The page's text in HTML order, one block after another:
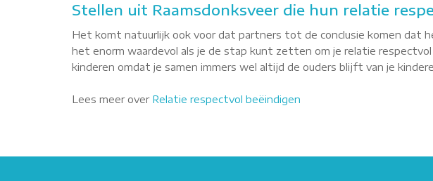
Stellen uit Raamsdonksveer die hun relatie
Het komt natuurlijk ook voor dat partners tot de conclusie komen dat
het enorm waardevol als je de stap kunt zetten om je relatie
kinderen omdat je samen immers wel altijd de ouders blijft van je
Lees meer over Relatie respectvol beëindigen